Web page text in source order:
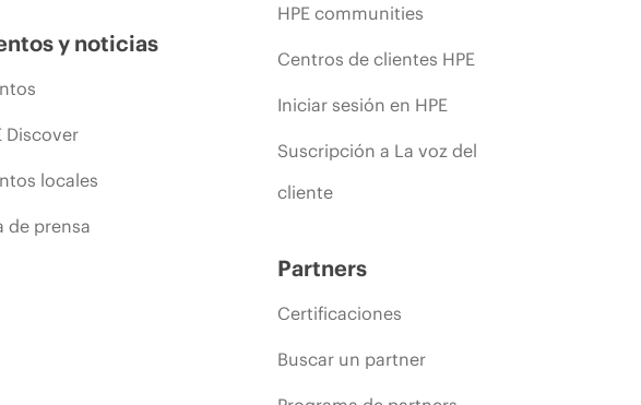
y noticias
Discover
locales
de prensa
HPE communities
Centros de clientes HPE
Iniciar sesión en HPE
Suscripción a La voz del
cliente
Partners
Certificaciones
Buscar un partner